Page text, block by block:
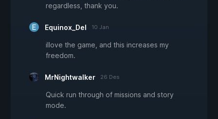
regardless, thank you.
Equinox_Del 10 Jan
iIlove the game, and this increases my
freedom.
MrNightwalker 26 Des
Quick run through of missions and story
mode.